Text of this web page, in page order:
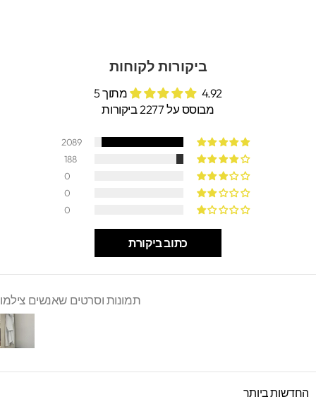
ביקורות לקוחות
4.92 מתוך 5
מבוסס על 2277 ביקורות
2089
188
0
0
0
כתוב ביקורת
תמונות וסרטים שאנשים צילמו
SORT